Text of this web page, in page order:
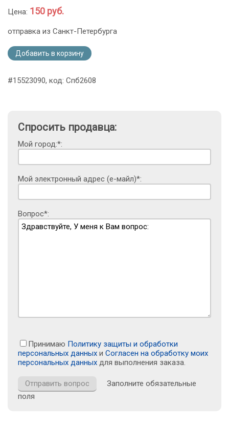
Цена: 150 руб.
отправка из Санкт-Петербурга
Добавить в корзину
#15523090, код: Спб2608
Спросить продавца:
Мой город:*:
Мой электронный адрес (е-майл)*:
Вопрос*:
Принимаю Политику защиты и обработки
персональных данных и Согласен на обработку моих
персональных данных для выполнения заказа.
Заполните обязательные
поля